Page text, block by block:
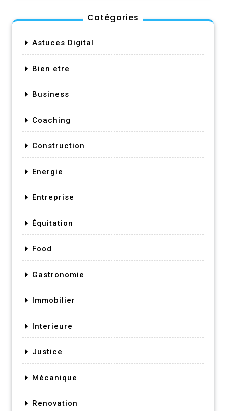
Catégories
Astuces Digital
Bien etre
Business
Coaching
Construction
Energie
Entreprise
Équitation
Food
Gastronomie
Immobilier
Interieure
Justice
Mécanique
Renovation